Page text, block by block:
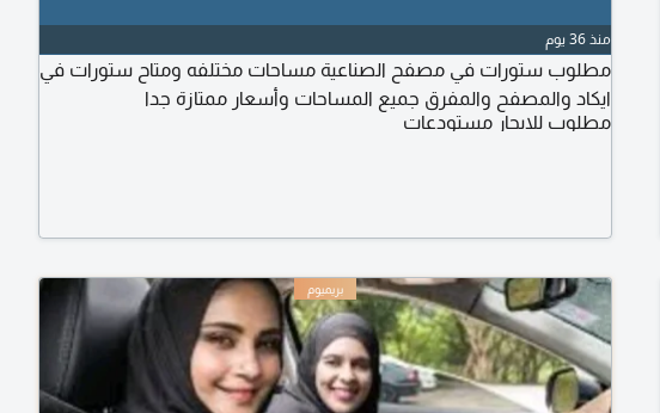
منذ 36 يوم
مطلوب ستورات في مصفح الصناعية مساحات مختلفه ومتاح ستورات في
ايكاد والمصفح والمفرق جميع المساحات وأسعار ممتازة جدا
مطلوب للايجار مستودعات